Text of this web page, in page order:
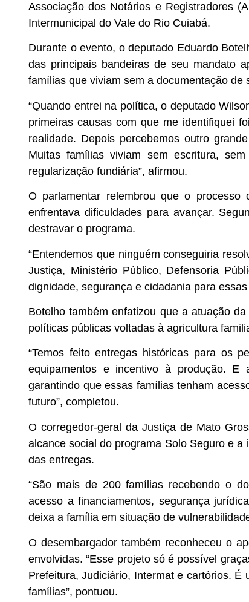
Associação dos Notários e Registradores
Intermunicipal do Vale do Rio Cuiabá.
Durante o evento, o deputado Eduardo
das principais bandeiras de seu mandato
famílias que viviam sem a documentação
“Quando entrei na política, o deputado
primeiras causas com que me identifiquei
realidade. Depois percebemos outro
Muitas famílias viviam sem escritura,
regularização fundiária”, afirmou.
O parlamentar relembrou que o processo
enfrentava dificuldades para avançar.
destravar o programa.
“Entendemos que ninguém conseguiria
Justiça, Ministério Público, Defensoria
dignidade, segurança e cidadania para
Botelho também enfatizou que a atuação
políticas públicas voltadas à agricultura
“Temos feito entregas históricas para os
equipamentos e incentivo à produção. E
garantindo que essas famílias tenham
futuro”, completou.
O corregedor-geral da Justiça de Mato
alcance social do programa Solo Seguro e
das entregas.
“São mais de 200 famílias recebendo o
acesso a financiamentos, segurança
deixa a família em situação de
O desembargador também reconheceu o
envolvidas. “Esse projeto só é possível
Prefeitura, Judiciário, Intermat e cartórios.
famílias”, pontuou.